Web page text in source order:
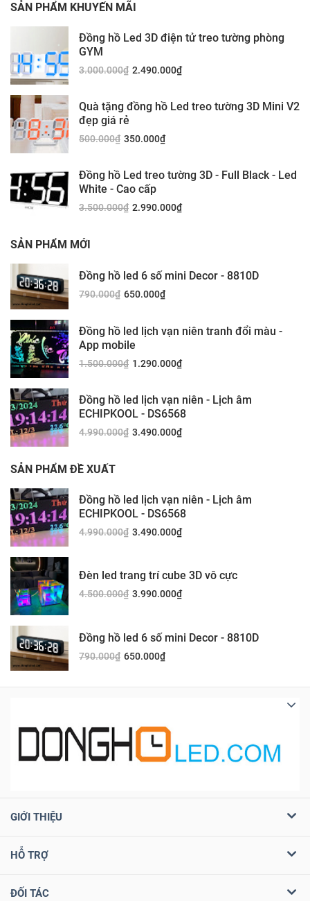
SẢN PHẨM KHUYẾN MÃI
Đồng hồ Led 3D điện tử treo tường phòng
GYM
3.000.000₫ 2.490.000₫
Quà tặng đồng hồ Led treo tường 3D Mini V2
đẹp giá rẻ
500.000₫ 350.000₫
Đồng hồ Led treo tường 3D - Full Black - Led
White - Cao cấp
3.500.000₫ 2.990.000₫
SẢN PHẨM MỚI
Đồng hồ led 6 số mini Decor - 8810D
790.000₫ 650.000₫
Đồng hồ led lịch vạn niên tranh đổi màu -
App mobile
1.500.000₫ 1.290.000₫
Đồng hồ led lịch vạn niên - Lịch âm
ECHIPKOOL - DS6568
4.990.000₫ 3.490.000₫
SẢN PHẨM ĐỀ XUẤT
Đồng hồ led lịch vạn niên - Lịch âm
ECHIPKOOL - DS6568
4.990.000₫ 3.490.000₫
Đèn led trang trí cube 3D vô cực
4.500.000₫ 3.990.000₫
Đồng hồ led 6 số mini Decor - 8810D
790.000₫ 650.000₫
GIỚI THIỆU
HỖ TRỢ
ĐỐI TÁC